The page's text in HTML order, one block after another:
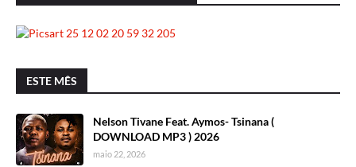
ESTE MÊS
Nelson Tivane Feat. Aymos- Tsinana (
DOWNLOAD MP3 ) 2026
maio 22, 2026